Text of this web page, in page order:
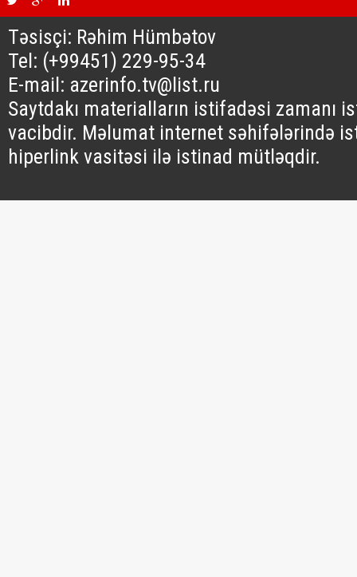
Təsisçi: Rəhim Hümbətov
Tel: (+99451) 229-95-34
E-mail: azerinfo.tv@list.ru
Saytdakı materialların istifadəsi zamanı
vacibdir. Məlumat internet səhifələrində
hiperlink vasitəsi ilə istinad mütləqdir.